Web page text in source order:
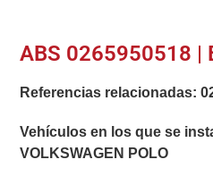
ABS 0265950518 |
Referencias relacionadas:
Vehículos en los que se
VOLKSWAGEN POLO